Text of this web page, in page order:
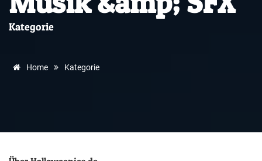
Kategorie
Home Kategorie